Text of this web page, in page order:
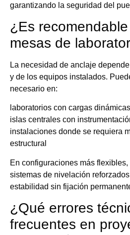
garantizando la seguridad del
¿Es
mesas de
La necesidad de anclaje
y de los equipos instalados.
necesario en:
laboratorios con cargas
islas centrales con
instalaciones donde se requiera
estructural
En configuraciones más
sistemas de nivelación
estabilidad sin fijación
¿Qué errores
frecuentes en